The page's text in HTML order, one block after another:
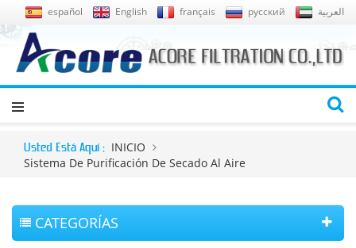
español English français русский العربية
Usted Está Aquí : INICIO
Sistema De Purificación De Secado Al Aire
CATEGORÍAS